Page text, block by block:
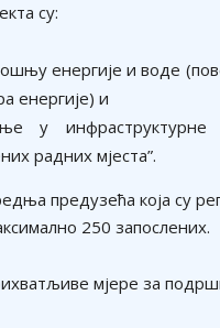
су:
енергије и воде
енергије) и
у инфраструктурне
радних мјеста”.
предузећа која су
250 запослених.
мјере за